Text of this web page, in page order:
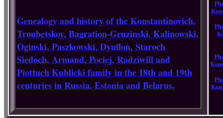
Genealogy and history of the Konstantinovich,
Troubetskoy, Bagration-Gruzinski, Kalinowski,
Oginski, Paszkowski, Dyuflon, Staroch
Siedoch, Armand, Pociej, Radziwill and
Piottuch Kublicki family in the 18th and 19th
centuries in Russia, Estonia and Belarus.